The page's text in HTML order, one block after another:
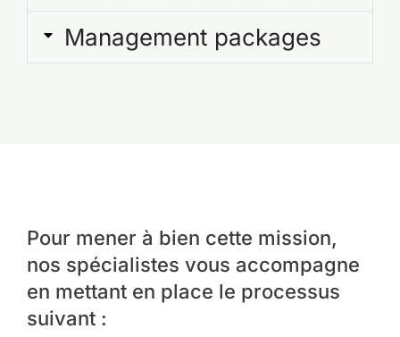
Management packages
Pour mener à bien cette mission,
nos spécialistes vous accompagne
en mettant en place le processus
suivant :